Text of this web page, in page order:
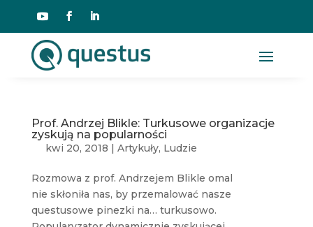
Prof. Andrzej Blikle: Turkusowe organizacje
zyskują na popularności
kwi 20, 2018 | Artykuły, Ludzie
Rozmowa z prof. Andrzejem Blikle omal
nie skłoniła nas, by przemalować nasze
questusowe pinezki na… turkusowo.